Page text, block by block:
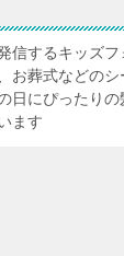
信するキッズ
お葬式などの
日にぴったり
ます